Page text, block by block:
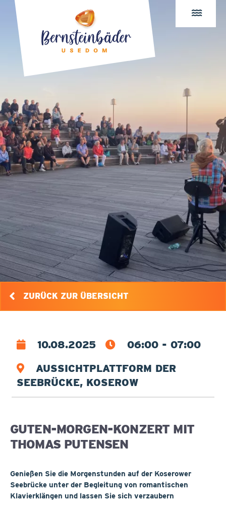
ZURÜCK ZUR ÜBERSICHT
10.08.2025
06:00 - 07:00
AUSSICHTPLATTFORM DER
SEEBRÜCKE, KOSEROW
GUTEN-MORGEN-KONZERT MIT
THOMAS PUTENSEN
Genießen Sie die Morgenstunden auf der Koserower
Seebrücke unter der Begleitung von romantischen
Klavierklängen und lassen Sie sich verzaubern